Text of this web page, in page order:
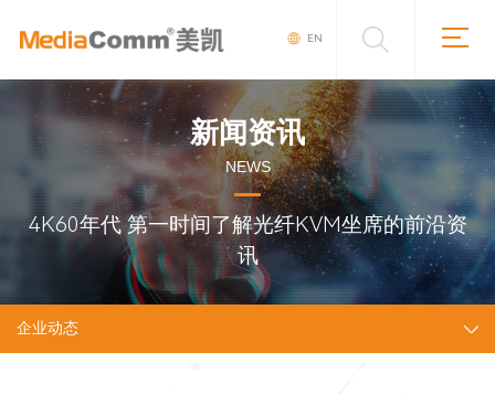
EN
新闻资讯
NEWS
4K60年代 第一时间了解光纤KVM坐席的前沿资
讯
企业动态